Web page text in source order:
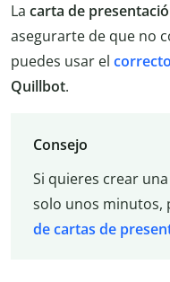
La carta de
asegurarte de que no
puedes usar el
Quillbot.
Consejo
Si quieres crear
solo unos minutos,
de cartas de